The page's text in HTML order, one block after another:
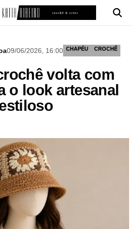
09/06/2026, 16:00 CHAPÉU CROCHÊ
volta com
o look artesanal